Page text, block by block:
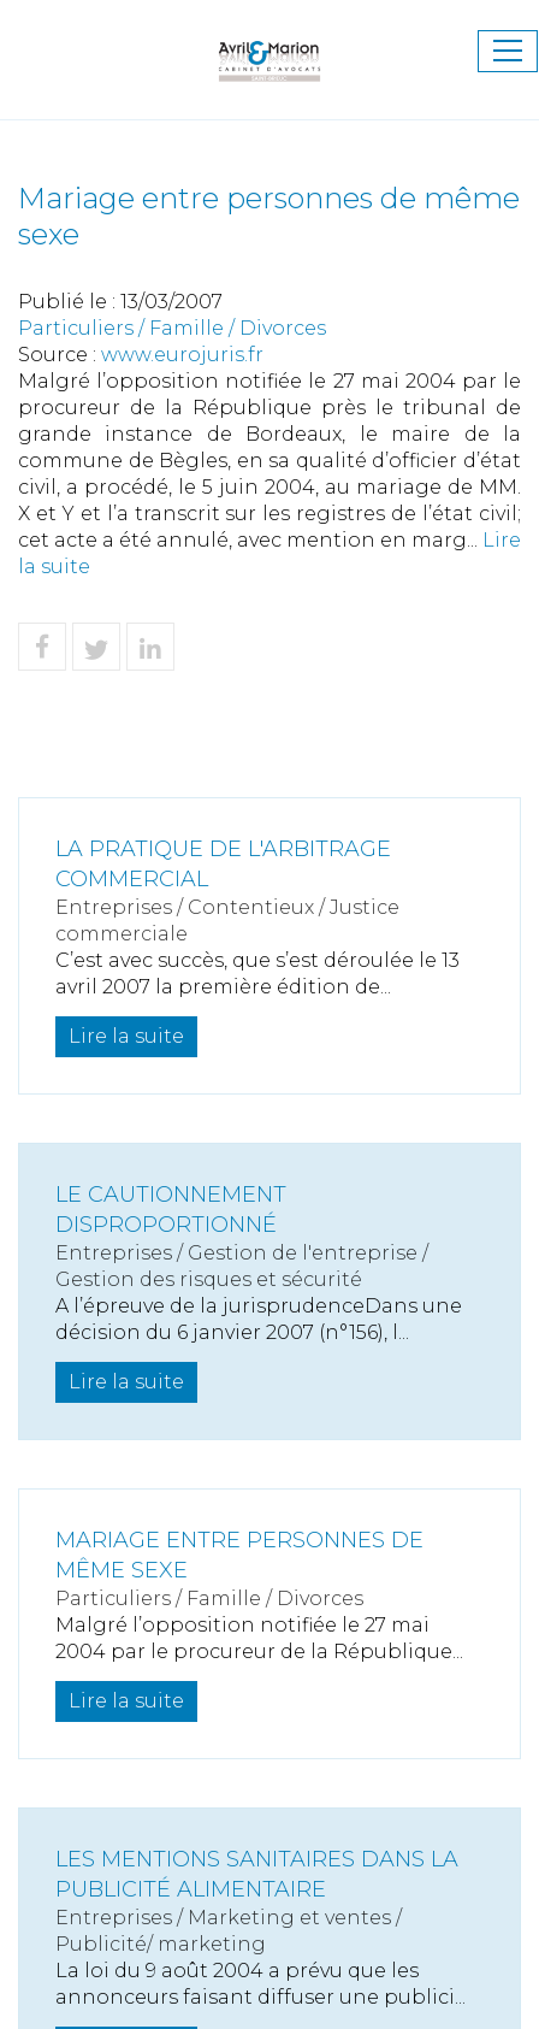
Mariage entre personnes de même
sexe
Publié le : 13/03/2007
Particuliers / Famille / Divorces
Source : www.eurojuris.fr
Malgré l’opposition notifiée le 27 mai 2004 par le
procureur de la République près le tribunal de
grande instance de Bordeaux, le maire de la
commune de Bègles, en sa qualité d’officier d’état
civil, a procédé, le 5 juin 2004, au mariage de MM.
X et Y et l’a transcrit sur les registres de l’état civil;
cet acte a été annulé, avec mention en marg... Lire
la suite
LA PRATIQUE DE L'ARBITRAGE
COMMERCIAL
Entreprises / Contentieux /Justice
commerciale
C’est avec succès, que s’est déroulée le 13
avril 2007 la première édition de...
Lire la suite
LE CAUTIONNEMENT
DISPROPORTIONNÉ
Entreprises / Gestion de l'entreprise /
Gestion des risques et sécurité
A l’épreuve de la jurisprudenceDans une
décision du 6 janvier 2007 (n°156), l...
Lire la suite
MARIAGE ENTRE PERSONNES DE
MÊME SEXE
Particuliers / Famille / Divorces
Malgré l’opposition notifiée le 27 mai
2004 par le procureur de la République...
Lire la suite
LES MENTIONS SANITAIRES DANS LA
PUBLICITÉ ALIMENTAIRE
Entreprises / Marketing et ventes /
Publicité/ marketing
La loi du 9 août 2004 a prévu que les
annonceurs faisant diffuser une publici...